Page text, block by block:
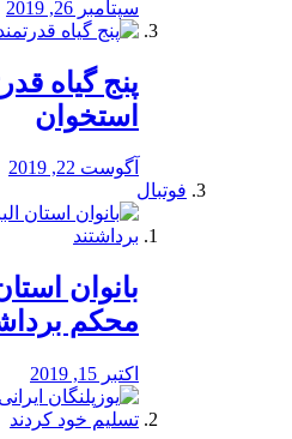
سپتامبر 26, 2019
پنج گیاه
استخوان
آگوست 22, 2019
فوتبال
بانوان
محكم
اکتبر 15, 2019